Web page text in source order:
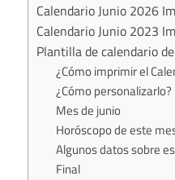
Calendario Junio ​​2026
Calendario Junio ​​2023
Plantilla de calendario
¿Cómo imprimir el
¿Cómo personalizarlo?
Mes de junio
Horóscopo de este
Algunos datos sobre
Final